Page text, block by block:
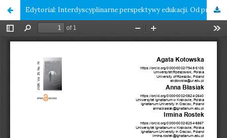
Edytorial: Interdyscyplinarne perspektywy edukacji. Od praktyki rodzinnej i szkolnej po kulturowe reprezentacje